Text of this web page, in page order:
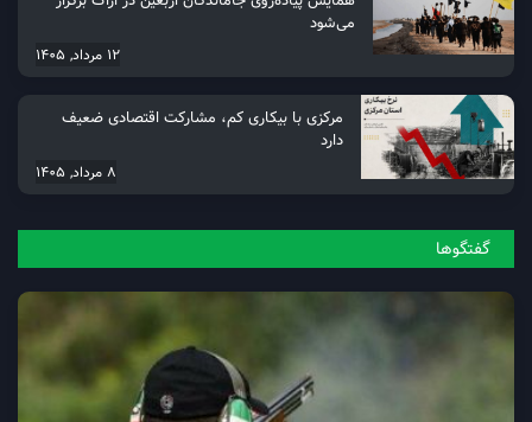
می‌شود
12 مرداد, 1405
مرکزی با بیکاری کم، مشارکت اقتصادی ضعیف
دارد
8 مرداد, 1405
گفتگو‌ها